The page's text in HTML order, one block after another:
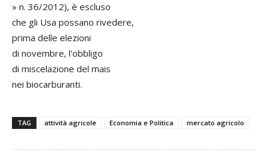
» n. 36/2012), è escluso
che gli Usa possano rivedere,
prima delle elezioni
di novembre, l'obbligo
di miscelazione del mais
nei biocarburanti.
TAG attività agricole Economia e Politica mercato agricolo